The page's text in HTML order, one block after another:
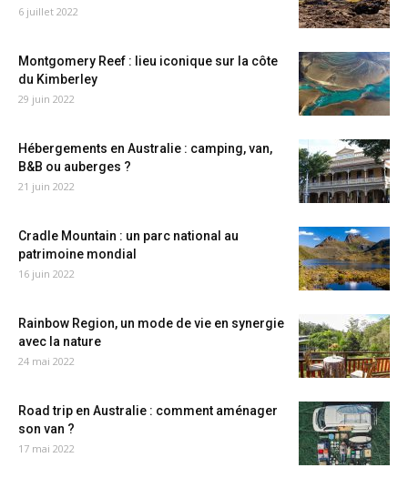
6 juillet 2022
Montgomery Reef : lieu iconique sur la côte
du Kimberley
29 juin 2022
Hébergements en Australie : camping, van,
B&B ou auberges ?
21 juin 2022
Cradle Mountain : un parc national au
patrimoine mondial
16 juin 2022
Rainbow Region, un mode de vie en synergie
avec la nature
24 mai 2022
Road trip en Australie : comment aménager
son van ?
17 mai 2022